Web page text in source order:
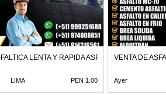
LENTA Y RAPIDA ASFALTO EN FRIO
LIMA PEN 1.00
VENTA DE
Ayer